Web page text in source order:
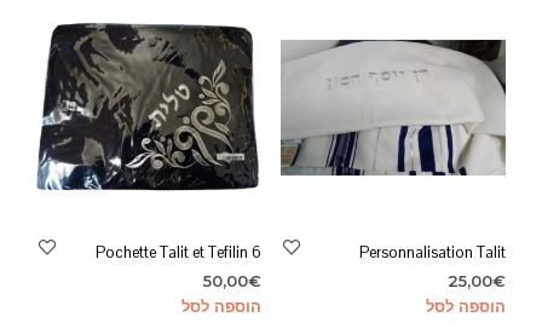
Personnalisation Talit
25,00€
הוספה לסל
Pochette Talit et Tefilin 6
50,00€
הוספה לסל